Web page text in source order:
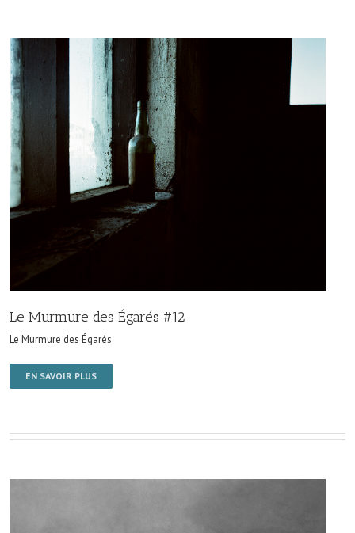
Le Murmure des Égarés #12
Le Murmure des Égarés
EN SAVOIR PLUS